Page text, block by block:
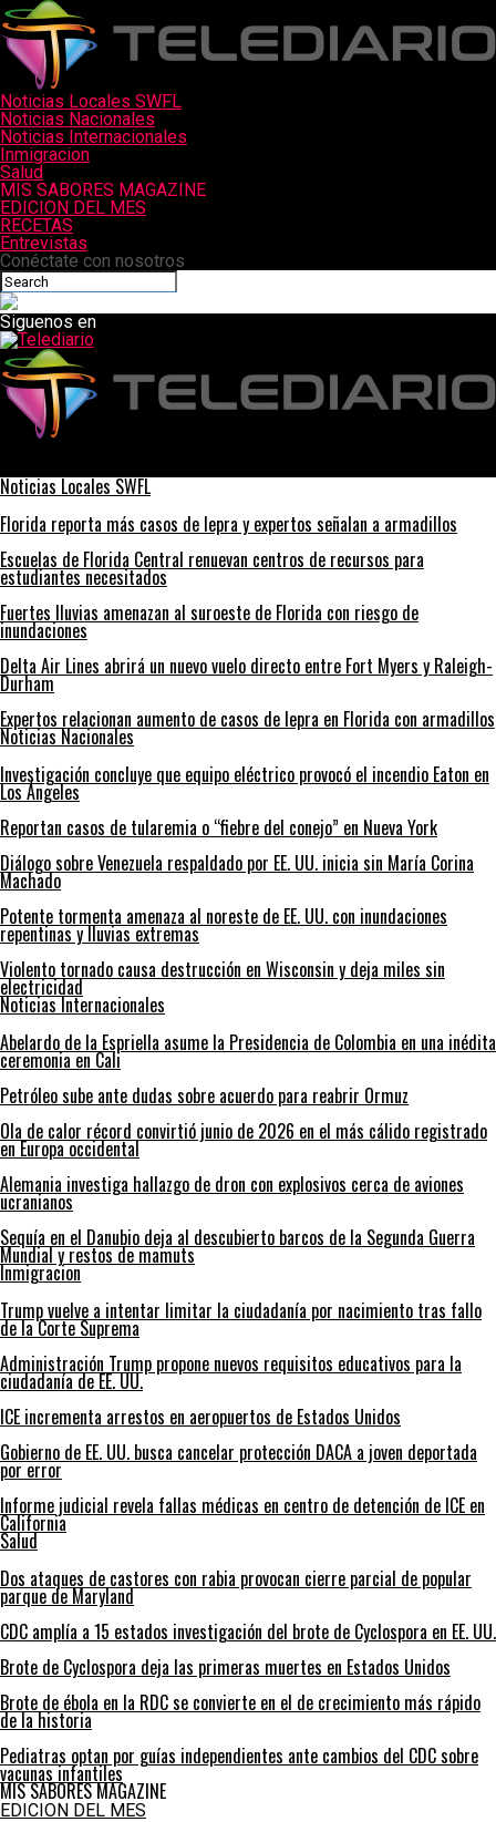
Noticias Locales SWFL
Noticias Nacionales
Noticias Internacionales
Inmigracion
Salud
MIS SABORES MAGAZINE
EDICION DEL MES
RECETAS
Entrevistas
Conéctate con nosotros
Siguenos en
Noticias Locales SWFL
Florida reporta más casos de lepra y expertos señalan a armadillos
Escuelas de Florida Central renuevan centros de recursos para
estudiantes necesitados
Fuertes lluvias amenazan al suroeste de Florida con riesgo de
inundaciones
Delta Air Lines abrirá un nuevo vuelo directo entre Fort Myers y Raleigh-
Durham
Expertos relacionan aumento de casos de lepra en Florida con armadillos
Noticias Nacionales
Investigación concluye que equipo eléctrico provocó el incendio Eaton en
Los Ángeles
Reportan casos de tularemia o “fiebre del conejo” en Nueva York
Diálogo sobre Venezuela respaldado por EE. UU. inicia sin María Corina
Machado
Potente tormenta amenaza al noreste de EE. UU. con inundaciones
repentinas y lluvias extremas
Violento tornado causa destrucción en Wisconsin y deja miles sin
electricidad
Noticias Internacionales
Abelardo de la Espriella asume la Presidencia de Colombia en una inédita
ceremonia en Cali
Petróleo sube ante dudas sobre acuerdo para reabrir Ormuz
Ola de calor récord convirtió junio de 2026 en el más cálido registrado
en Europa occidental
Alemania investiga hallazgo de dron con explosivos cerca de aviones
ucranianos
Sequía en el Danubio deja al descubierto barcos de la Segunda Guerra
Mundial y restos de mamuts
Inmigracion
Trump vuelve a intentar limitar la ciudadanía por nacimiento tras fallo
de la Corte Suprema
Administración Trump propone nuevos requisitos educativos para la
ciudadanía de EE. UU.
ICE incrementa arrestos en aeropuertos de Estados Unidos
Gobierno de EE. UU. busca cancelar protección DACA a joven deportada
por error
Informe judicial revela fallas médicas en centro de detención de ICE en
California
Salud
Dos ataques de castores con rabia provocan cierre parcial de popular
parque de Maryland
CDC amplía a 15 estados investigación del brote de Cyclospora en EE. UU.
Brote de Cyclospora deja las primeras muertes en Estados Unidos
Brote de ébola en la RDC se convierte en el de crecimiento más rápido
de la historia
Pediatras optan por guías independientes ante cambios del CDC sobre
vacunas infantiles
MIS SABORES MAGAZINE
EDICION DEL MES